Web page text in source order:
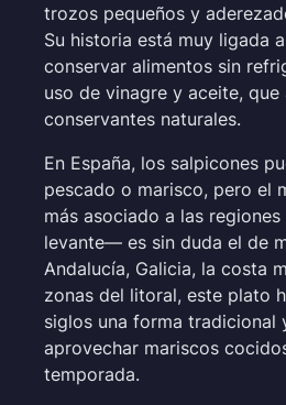
trozos pequeños y
Su historia está muy ligada
conservar alimentos sin
uso de vinagre y aceite,
conservantes naturales.
En España, los salpicones
pescado o marisco, pero el
más asociado a las
levante— es sin duda el de
Andalucía, Galicia, la costa
zonas del litoral, este plato
siglos una forma tradicional
aprovechar mariscos
temporada.